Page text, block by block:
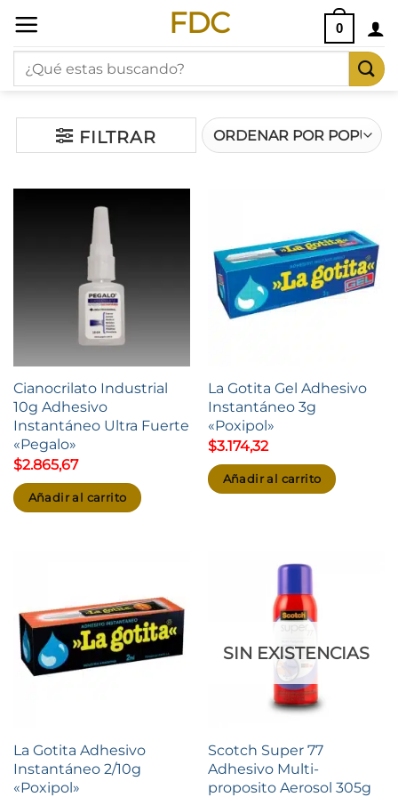
Saltar
contenido
FDC 0
Buscar
por:
FILTRAR
Cianocrilato Industrial
10g Adhesivo
Instantáneo Ultra Fuerte
«Pegalo»
$2.865,67
Añadir al carrito
La Gotita Gel Adhesivo
Instantáneo 3g
«Poxipol»
$3.174,32
Añadir al carrito
La Gotita Adhesivo
Instantáneo 2/10g
«Poxipol»
SIN EXISTENCIAS
Scotch Super 77
Adhesivo Multi-
proposito Aerosol 305g